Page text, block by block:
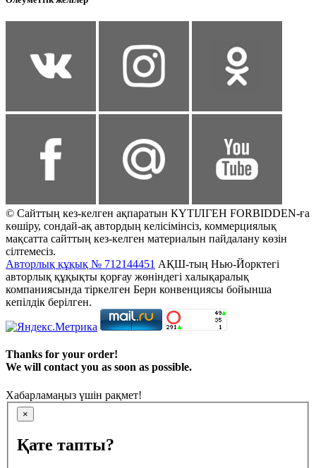
© Сайттың кез-келген ақпаратын КҮТІЛГЕН FORBIDDEN-ға
көшіру, сондай-ақ автордың келісімінсіз, коммерциялық
мақсатта сайттың кез-келген материалын пайдалану көзін
сілтемесіз.
Авторлық құқық № 712144451 АҚШ-тың Нью-Йорктегі
авторлық құқықты қорғау жөніндегі халықаралық
компаниясында тіркелген Берн конвенциясы бойынша
кепілдік берілген.
Thanks for your order!
We will contact you as soon as possible.
Хабарламаңыз үшін рақмет!
×
Қате тапты?